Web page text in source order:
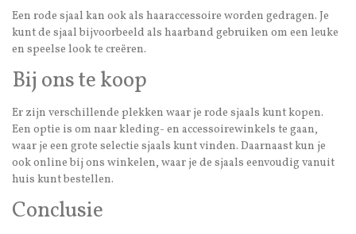
Een rode sjaal kan ook als haaraccessoire worden gedragen. Je
kunt de sjaal bijvoorbeeld als haarband gebruiken om een leuke
en speelse look te creëren.
Bij ons te koop
Er zijn verschillende plekken waar je rode sjaals kunt kopen.
Een optie is om naar kleding- en accessoirewinkels te gaan,
waar je een grote selectie sjaals kunt vinden. Daarnaast kun je
ook online bij ons winkelen, waar je de sjaals eenvoudig vanuit
huis kunt bestellen.
Conclusie